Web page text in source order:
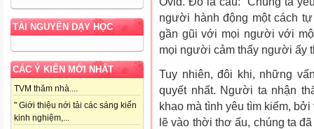
TÀI NGUYÊN DẠY HỌC
CÁC Ý KIẾN MỚI NHẤT
TVM thăm nhà....
" Giới thiệu nới tải các sáng kiến
kinh nghiệm,...
người hành động một cách
gần gũi với mọi người với
mọi người cảm thấy người ấy
Tuy nhiên, đôi khi, những
quyết nhất. Người ta nhận
khao mà tình yêu tìm kiếm,
lẽ vào thời thơ ấu, chúng ta